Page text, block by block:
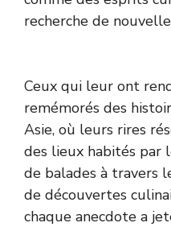
recherche de
Ceux qui leur ont
remémorés des
Asie, où leurs rires
des lieux habités par
de balades à travers
de découvertes
chaque anecdote a